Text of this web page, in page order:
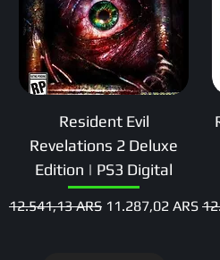
Resident Evil
Revelations 2 Deluxe
Edition | PS3 Digital
Precio
12.541,13 ARS Precio de oferta
11.287,02 ARS